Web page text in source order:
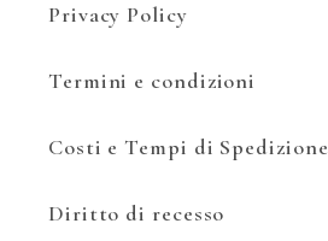
Privacy Policy
Termini e condizioni
Costi e Tempi di Spedizione
Diritto di recesso